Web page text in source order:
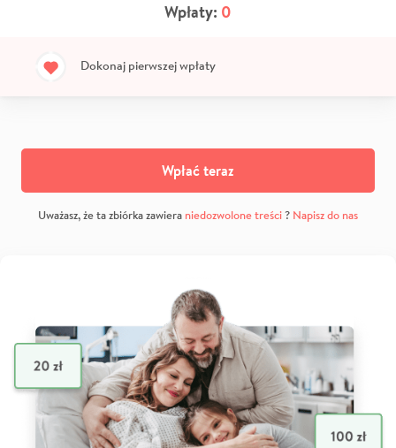
Wpłaty: 0
Dokonaj pierwszej wpłaty
Wpłać teraz
Uważasz, że ta zbiórka zawiera niedozwolone treści? Napisz do nas